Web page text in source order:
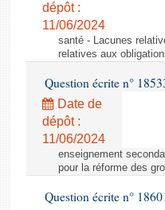
Questions écrites et orales
Comptes rendus des débats
dépôt :
11/06/2024
santé - Lacunes
relatives aux
Question écrite n°
Date de
dépôt :
11/06/2024
enseignement
pour la réforme des
Question écrite n°